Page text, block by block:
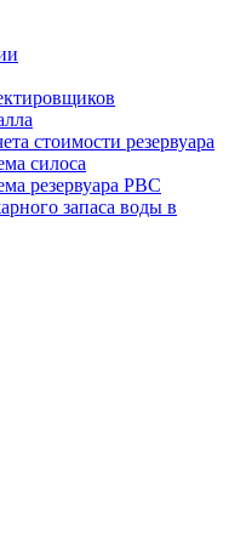
стоимости резервуара
силоса
резервуара РВС
запаса воды в